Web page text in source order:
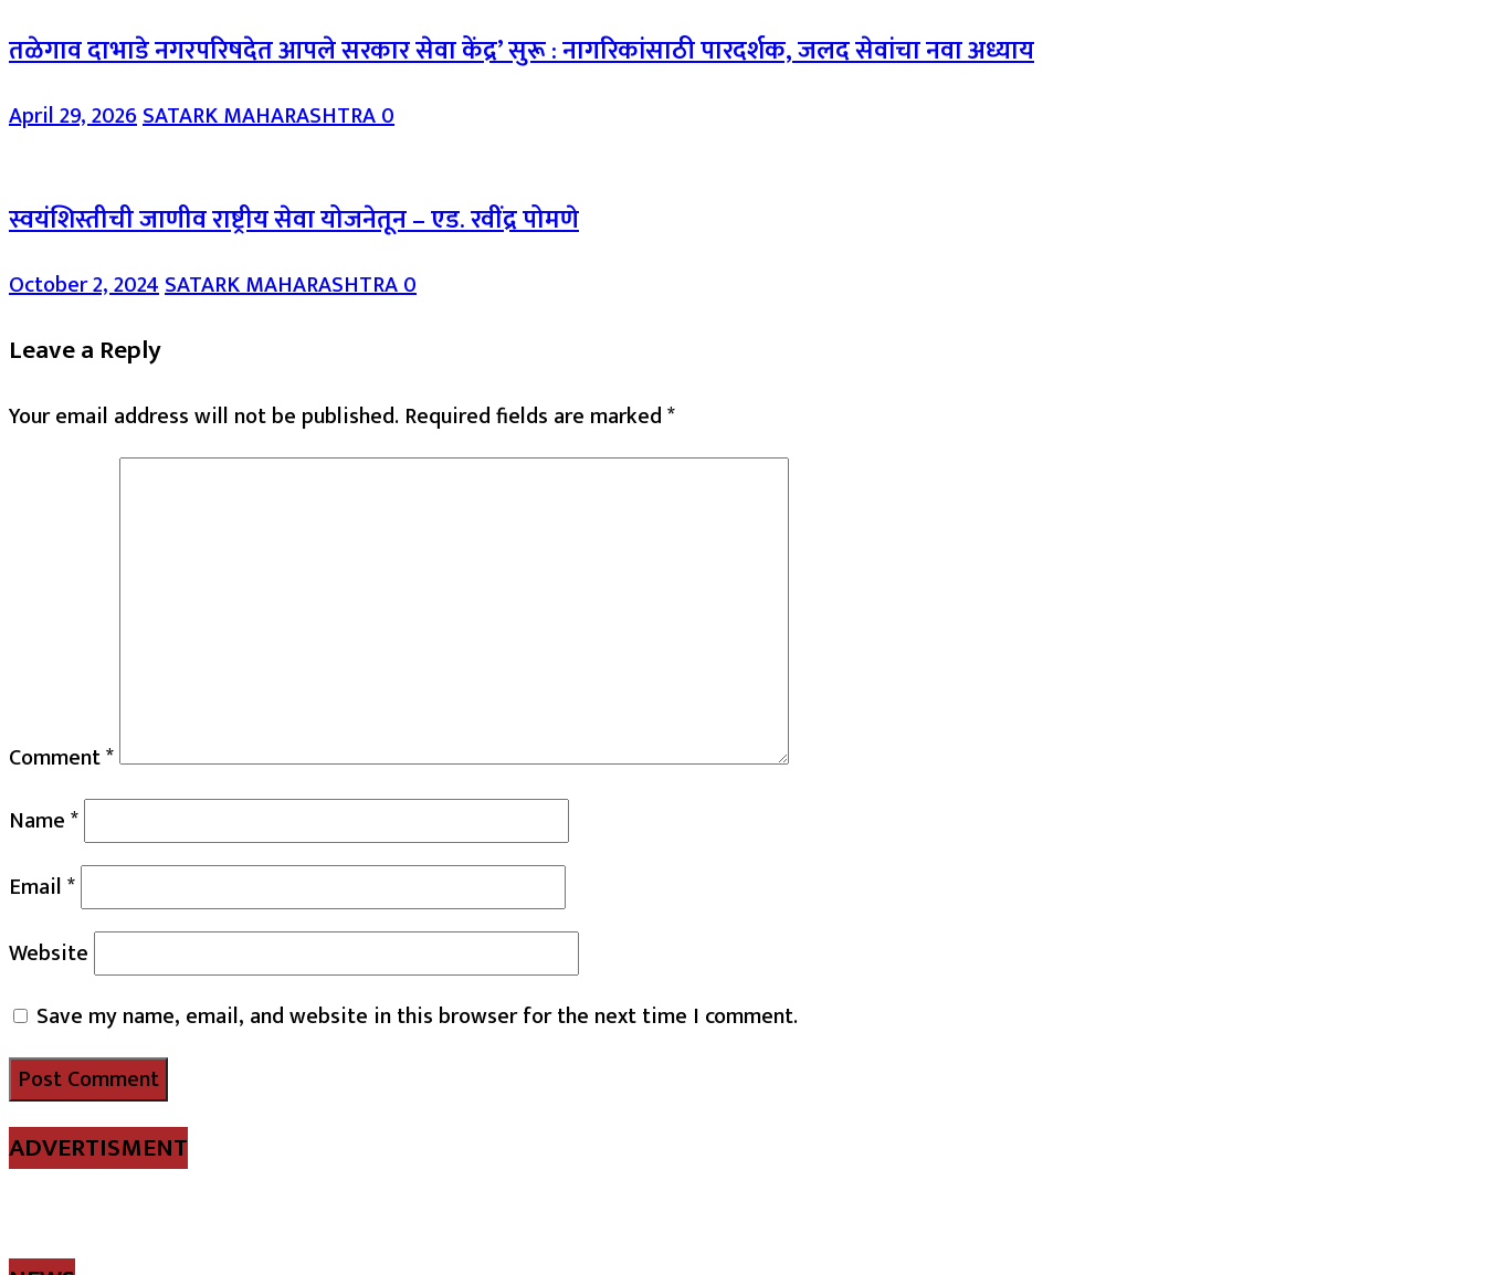
तळेगाव दाभाडे नगरपरिषदेत आपले सरकार सेवा केंद्र’ सुरू : नागरिकांसाठी पारदर्शक, जलद सेवांचा नवा अध्याय
April 29, 2026SATARK MAHARASHTRA0
स्वयंशिस्तीची जाणीव राष्ट्रीय सेवा योजनेतून – एड. रवींद्र पोमणे
October 2, 2024SATARK MAHARASHTRA0
Leave a Reply
Your email address will not be published. Required fields are marked*
Comment*
Name*
Email*
Website
Save my name, email, and website in this browser for the next time I comment.
ADVERTISMENT